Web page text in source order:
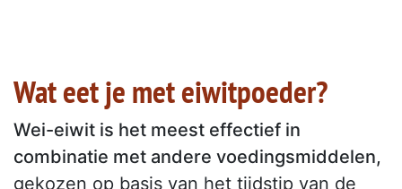
Wat eet je met eiwitpoeder?
Wei-eiwit is het meest effectief in
combinatie met andere voedingsmiddelen,
gekozen op basis van het tijdstip van de